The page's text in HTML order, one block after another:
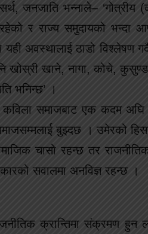
जनजाति भन्नाले– ‘गोत्रीय
र राज्य समुदायको भन्दा
अवस्थालाई ठाडो विश्लेषण
खाने, नागा, कोचे,
भनिन्छ’ ।
समाजबाट एक कदम
बुझ्दछ । उमेरको
चासो रहन्छ तर
सवालमा अनविज्ञ रहन्छ ।
क्रान्तिमा संक्रमण हुन